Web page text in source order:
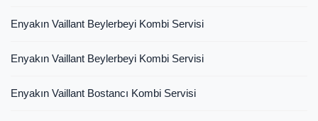
Enyakın Vaillant Beylerbeyi Kombi Servisi
Enyakın Vaillant Beylerbeyi Kombi Servisi
Enyakın Vaillant Bostancı Kombi Servisi